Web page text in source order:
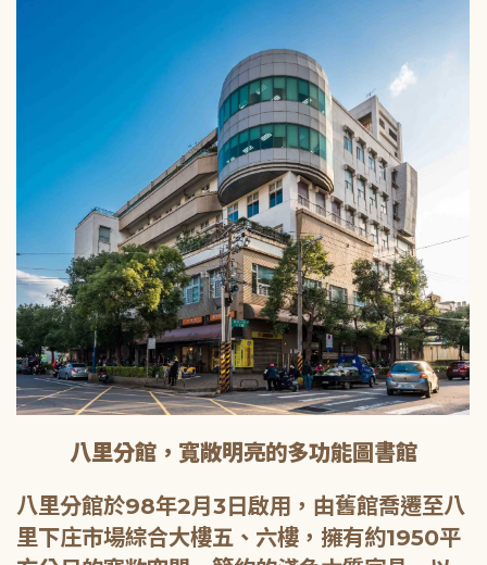
八里分館，寬敞明亮的多功能圖書館
八里分館於98年2月3日啟用，由舊館喬遷至八
里下庄市場綜合大樓五、六樓，擁有約1950平